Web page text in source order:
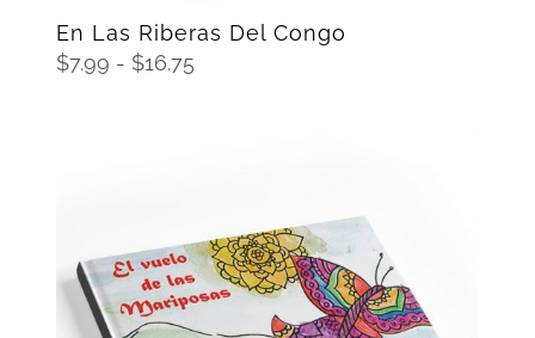
En Las Riberas Del Congo
$7.99 - $16.75Rango
hasta
$16.75
SELECCIONAR OPCIONES
/